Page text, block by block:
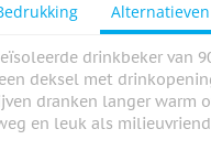
Alternatieven
drinkbeker van
deksel met
dranken langer warm
en leuk als